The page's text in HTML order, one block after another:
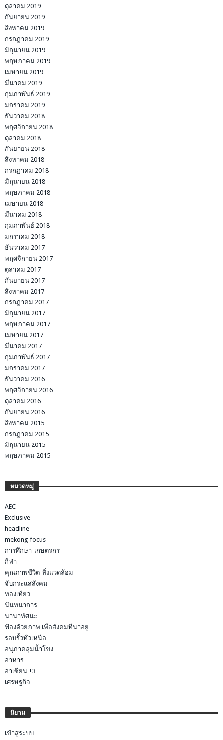
ตุลาคม 2019
กันยายน 2019
สิงหาคม 2019
กรกฎาคม 2019
มิถุนายน 2019
พฤษภาคม 2019
เมษายน 2019
มีนาคม 2019
กุมภาพันธ์ 2019
มกราคม 2019
ธันวาคม 2018
พฤศจิกายน 2018
ตุลาคม 2018
กันยายน 2018
สิงหาคม 2018
กรกฎาคม 2018
มิถุนายน 2018
พฤษภาคม 2018
เมษายน 2018
มีนาคม 2018
กุมภาพันธ์ 2018
มกราคม 2018
ธันวาคม 2017
พฤศจิกายน 2017
ตุลาคม 2017
กันยายน 2017
สิงหาคม 2017
กรกฎาคม 2017
มิถุนายน 2017
พฤษภาคม 2017
เมษายน 2017
มีนาคม 2017
กุมภาพันธ์ 2017
มกราคม 2017
ธันวาคม 2016
พฤศจิกายน 2016
ตุลาคม 2016
กันยายน 2016
สิงหาคม 2015
กรกฎาคม 2015
มิถุนายน 2015
พฤษภาคม 2015
หมวดหมู่
AEC
Exclusive
headline
mekong focus
การศึกษา-เกษตรกร
กีฬา
คุณภาพชีวิต-สิ่งแวดล้อม
จับกระแสสังคม
ท่องเที่ยว
นันทนาการ
นานาทัศนะ
ฟ้องด้วยภาพ เพื่อสังคมที่น่าอยู่
รอบรั้วทั่วเหนือ
อนุภาคลุ่มน้ำโขง
อาหาร
อาเซียน +3
เศรษฐกิจ
นิยาม
เข้าสู่ระบบ